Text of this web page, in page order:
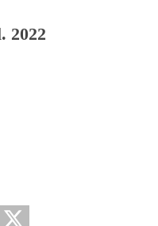
2022